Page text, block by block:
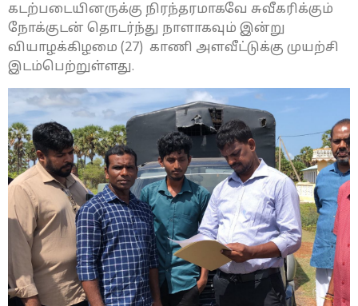
கடற்படையினருக்கு நிரந்தரமாகவே சுவீகரிக்கும்
நோக்குடன் தொடர்ந்து நாளாகவும் இன்று
வியாழக்கிழமை (27) காணி அளவீட்டுக்கு முயற்சி
இடம்பெற்றுள்ளது.